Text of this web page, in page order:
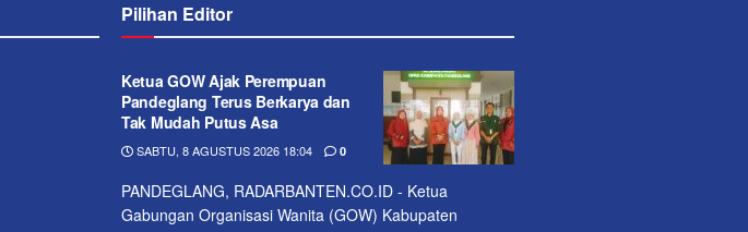
Pilihan Editor
Ketua GOW Ajak Perempuan
Pandeglang Terus Berkarya dan
Tak Mudah Putus Asa
SABTU, 8 AGUSTUS 2026 18:04 0
PANDEGLANG, RADARBANTEN.CO.ID - Ketua
Gabungan Organisasi Wanita (GOW) Kabupaten